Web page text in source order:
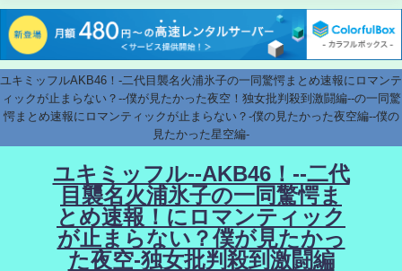
ユキミッフルAKB46！-二代目襲名火浦氷子の一同驚愕まとめ速報にロマンテ
ィックが止まらない？--僕が見たかった夜空！独女批判殺到激闘編--の一同驚
愕まとめ速報にロマンティックが止まらない？-僕の見たかった夜空編--僕の
見たかった星空編-
ユキミッフル--AKB46！--二代
目襲名火浦氷子の一同驚愕ま
とめ速報！にロマンティック
が止まらない？僕が見たかっ
た夜空-独女批判殺到激闘編